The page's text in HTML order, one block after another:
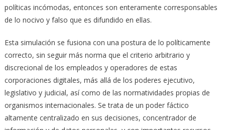
políticas incómodas, entonces son enteramente corresponsables
de lo nocivo y falso que es difundido en ellas.
Esta simulación se fusiona con una postura de lo políticamente
correcto, sin seguir más norma que el criterio arbitrario y
discrecional de los empleados y operadores de estas
corporaciones digitales, más allá de los poderes ejecutivo,
legislativo y judicial, así como de las normatividades propias de
organismos internacionales. Se trata de un poder fáctico
altamente centralizado en sus decisiones, concentrador de